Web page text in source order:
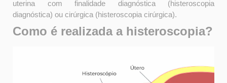
uterina com finalidade diagnóstica (histeroscopia
diagnóstica) ou cirúrgica (histeroscopia cirúrgica).
Como é realizada a histeroscopia?